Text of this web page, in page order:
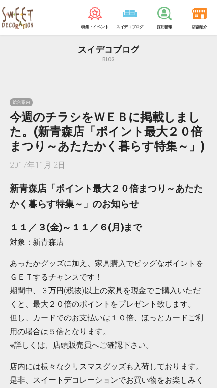
特集・イベント スイデコブログ 採用情報 店舗紹介
スイデコブログ
BLOG
総合案内
今週のチラシをＷＥＢに掲載しまし
た。(新青森店「ポイント最大２０倍
まつり～あたたかく暮らす特集～」)
2017年11月 2日
新青森店「ポイント最大２０倍まつり～あたた
かく暮らす特集～」のお知らせ
１１／３(金)～１１／６(月)まで
対象：新青森店
あったかグッズに加え、家具購入でビッグなポイントを
ＧＥＴするチャンスです！
期間中、３万円(税抜)以上の家具を現金でご購入いただ
くと、最大２０倍のポイントをプレゼント致します。
但し、カードでのお支払いは１０倍、ほっとカードご利
用の場合は５倍となります。
※詳しくは、店頭販売員へご確認下さい。
店内には様々なクリスマスグッズも入荷しております。
是非、スイートデコレーションでお買い物をお楽しみく